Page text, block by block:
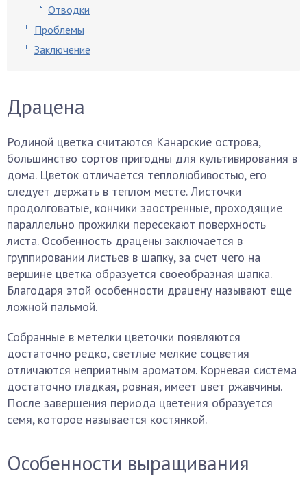
Отводки
Проблемы
Заключение
Драцена
Родиной цветка считаются Канарские острова,
большинство сортов пригодны для культивирования в
дома. Цветок отличается теплолюбивостью, его
следует держать в теплом месте. Листочки
продолговатые, кончики заостренные, проходящие
параллельно прожилки пересекают поверхность
листа. Особенность драцены заключается в
группировании листьев в шапку, за счет чего на
вершине цветка образуется своеобразная шапка.
Благодаря этой особенности драцену называют еще
ложной пальмой.
Собранные в метелки цветочки появляются
достаточно редко, светлые мелкие соцветия
отличаются неприятным ароматом. Корневая система
достаточно гладкая, ровная, имеет цвет ржавчины.
После завершения периода цветения образуется
семя, которое называется костянкой.
Особенности выращивания